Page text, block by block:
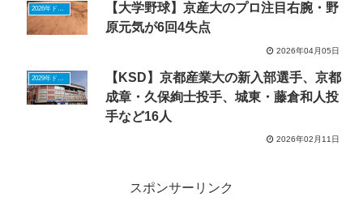
2026年ドラフトニュース
【大学野球】京産大のプロ注目右腕・野
原元気が6回4失点
2026年04月05日
【KSD】京都産業大の新入部選手、京都
成章・久保絢士投手、城東・藤倉和人投
手など16人
2026年02月11日
スポンサーリンク